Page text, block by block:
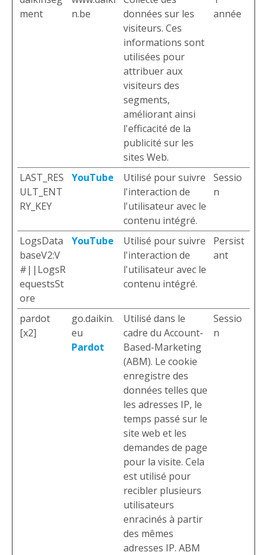
ment
n.be
données sur les
visiteurs. Ces
informations sont
utilisées pour
attribuer aux
visiteurs des
segments,
améliorant ainsi
l'efficacité de la
publicité sur les
sites Web.
année
LAST_RES
ULT_ENT
RY_KEY
YouTube
Utilisé pour suivre
l'interaction de
l'utilisateur avec le
contenu intégré.
Sessio
n
LogsData
baseV2:V
#||LogsR
equestsSt
ore
YouTube
Utilisé pour suivre
l'interaction de
l'utilisateur avec le
contenu intégré.
Persist
ant
pardot
[x2]
go.daikin.
eu
Pardot
Utilisé dans le
cadre du Account-
Based-Marketing
(ABM). Le cookie
enregistre des
données telles que
les adresses IP, le
temps passé sur le
site web et les
demandes de page
pour la visite. Cela
est utilisé pour
recibler plusieurs
utilisateurs
enracinés à partir
des mêmes
adresses IP. ABM
Sessio
n